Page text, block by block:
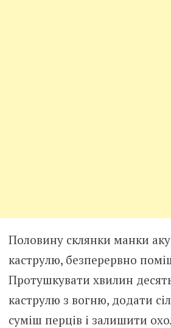
Половину склянки манки
каструлю, безперервно
Протушкувати хвилин
каструлю з вогню, додати
суміш перців і залишити